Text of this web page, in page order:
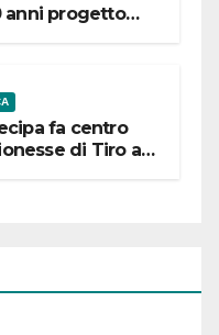
anni progetto
fa centro
di Tiro a